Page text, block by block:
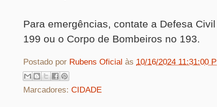
Para emergências, contate a Defesa
199 ou o Corpo de Bombeiros no 193.
Postado por Rubens Oficial às 10/16/2024 11:31:00
Marcadores: CIDADE